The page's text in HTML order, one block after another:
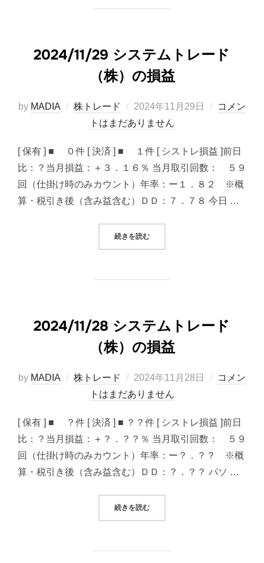
2024/11/29 システムトレード
（株）の損益
by MADIA 株トレード
投
稿
2024年11月29日
コメン
トはまだありません
[ 保有 ] ■ ０件 [ 決済 ] ■ １件 [ シストレ損益 ]前日
比：？当月損益：＋３．１６％ 当月取引回数： ５９
回（仕掛け時のみカウント）年率：ー１．８２ ※概
算・税引き後（含み益含む）ＤＤ：７．７８ 今日 …
続きを読む“2024/11/29 システムトレード（
2024/11/28 システムトレード
（株）の損益
by MADIA 株トレード
投
稿
2024年11月28日
コメン
トはまだありません
[ 保有 ] ■ ？件 [ 決済 ] ■ ？？件 [ シストレ損益 ]前日
比：？当月損益：＋？．？？％ 当月取引回数： ５９
回（仕掛け時のみカウント）年率：ー？．？？ ※概
算・税引き後（含み益含む）ＤＤ：？．？？ パソ …
続きを読む“2024/11/28 システムトレード（